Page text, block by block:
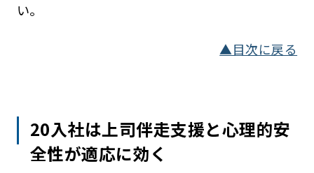
い。
▲目次に戻る
20入社は上司伴走支援と心理的安
全性が適応に効く